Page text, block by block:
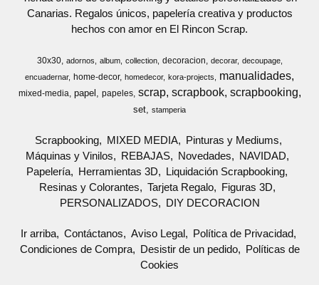
Canarias. Regalos únicos, papelería creativa y productos
hechos con amor en El Rincon Scrap.
30x30 adornos album collection decoracion decorar
decoupage
encuadernar home-decor homedecor kora-projects manualidades
mixed-media papel papeles scrap scrapbook scrapbooking
set stamperia
Scrapbooking MIXED MEDIA
Pinturas y Mediums
Máquinas y Vinilos
REBAJAS Novedades
NAVIDAD
Papelería
Herramientas 3D
Liquidación Scrapbooking
Resinas y Colorantes
Tarjeta Regalo
Figuras 3D
PERSONALIZADOS
DIY DECORACION
Ir arriba Contáctanos Aviso Legal
Política de Privacidad
Condiciones de Compra
Desistir de un pedido
Políticas de
Cookies